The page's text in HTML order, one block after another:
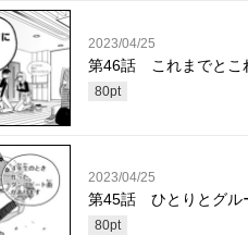
2023/04/25
第46話 これまでとこ
80pt
2023/04/25
第45話 ひとりとグル
80pt